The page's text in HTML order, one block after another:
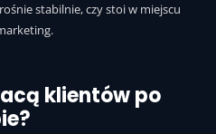
stabilnie, czy stoi w miejscu
klientów po